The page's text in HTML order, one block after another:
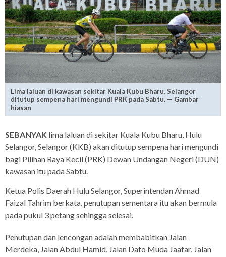
Lima laluan di kawasan sekitar Kuala Kubu Bharu, Selangor
ditutup sempena hari mengundi PRK pada Sabtu. — Gambar
hiasan
SEBANYAK lima laluan di sekitar Kuala Kubu Bharu, Hulu
Selangor, Selangor (KKB) akan ditutup sempena hari mengundi
bagi Pilihan Raya Kecil (PRK) Dewan Undangan Negeri (DUN)
kawasan itu pada Sabtu.
Ketua Polis Daerah Hulu Selangor, Superintendan Ahmad
Faizal Tahrim berkata, penutupan sementara itu akan bermula
pada pukul 3 petang sehingga selesai.
Penutupan dan lencongan adalah membabitkan Jalan
Merdeka, Jalan Abdul Hamid, Jalan Dato Muda Jaafar, Jalan